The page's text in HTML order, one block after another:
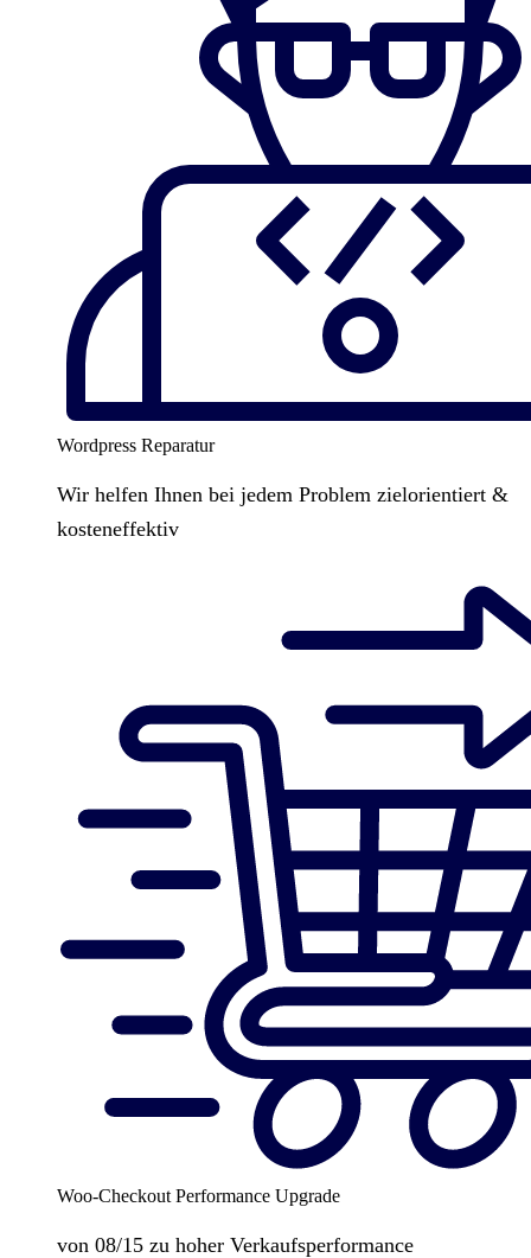
Wordpress Reparatur
Wir helfen Ihnen bei jedem Problem zielorientiert &
kosteneffektiv
Woo-Checkout Performance Upgrade
von 08/15 zu hoher Verkaufsperformance